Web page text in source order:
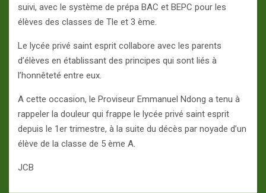
suivi, avec le système de prépa BAC et BEPC pour les
élèves des classes de Tle et 3 ème.
Le lycée privé saint esprit collabore avec les parents
d’élèves en établissant des principes qui sont liés à
l’honnêteté entre eux.
A cette occasion, le Proviseur Emmanuel Ndong a tenu à
rappeler la douleur qui frappe le lycée privé saint esprit
depuis le 1er trimestre, à la suite du décès par noyade d’un
élève de la classe de 5 ème A.
JCB